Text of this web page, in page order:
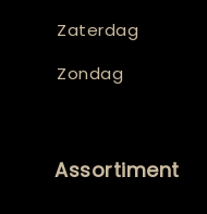
Zaterdag
Zondag
Assortiment